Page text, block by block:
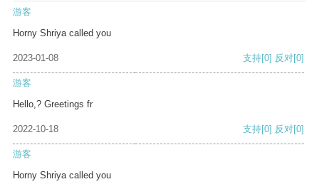
游客
Horny Shriya called you
2023-01-08 支持[0] 反对[0]
游客
Hello,? Greetings fr
2022-10-18 支持[0] 反对[0]
游客
Horny Shriya called you